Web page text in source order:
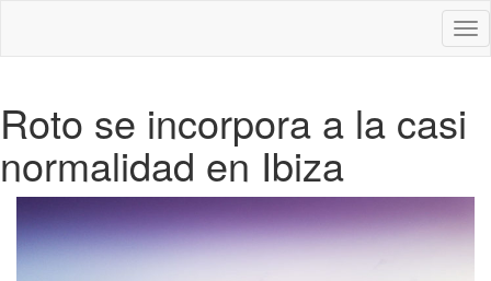
Roto se incorpora a la casi
normalidad en Ibiza